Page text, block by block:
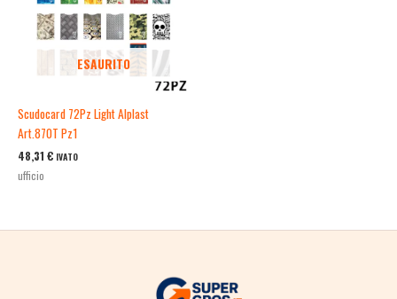
ESAURITO
Scudocard 72Pz Light Alplast
Art.870T Pz1
48,31 € IVATO
ufficio